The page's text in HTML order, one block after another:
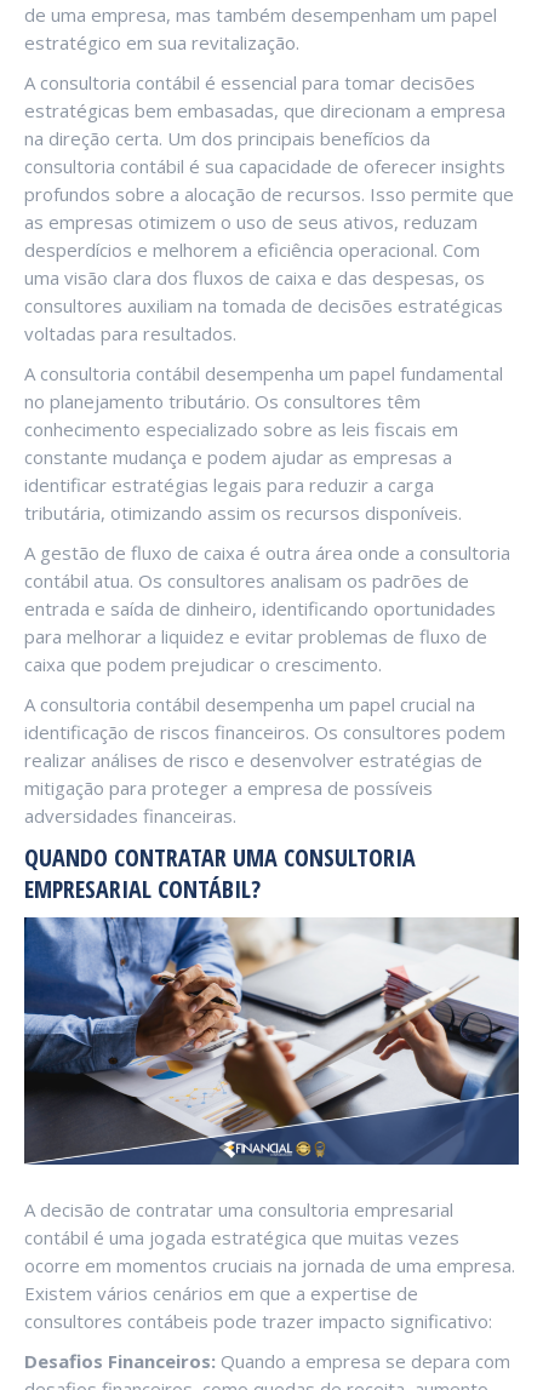
de uma empresa, mas também desempenham um papel
estratégico em sua revitalização.
A consultoria contábil é essencial para tomar decisões
estratégicas bem embasadas, que direcionam a empresa
na direção certa. Um dos principais benefícios da
consultoria contábil é sua capacidade de oferecer insights
profundos sobre a alocação de recursos. Isso permite que
as empresas otimizem o uso de seus ativos, reduzam
desperdícios e melhorem a eficiência operacional. Com
uma visão clara dos fluxos de caixa e das despesas, os
consultores auxiliam na tomada de decisões estratégicas
voltadas para resultados.
A consultoria contábil desempenha um papel fundamental
no planejamento tributário. Os consultores têm
conhecimento especializado sobre as leis fiscais em
constante mudança e podem ajudar as empresas a
identificar estratégias legais para reduzir a carga
tributária, otimizando assim os recursos disponíveis.
A gestão de fluxo de caixa é outra área onde a consultoria
contábil atua. Os consultores analisam os padrões de
entrada e saída de dinheiro, identificando oportunidades
para melhorar a liquidez e evitar problemas de fluxo de
caixa que podem prejudicar o crescimento.
A consultoria contábil desempenha um papel crucial na
identificação de riscos financeiros. Os consultores podem
realizar análises de risco e desenvolver estratégias de
mitigação para proteger a empresa de possíveis
adversidades financeiras.
QUANDO CONTRATAR UMA CONSULTORIA
EMPRESARIAL CONTÁBIL?
A decisão de contratar uma consultoria empresarial
contábil é uma jogada estratégica que muitas vezes
ocorre em momentos cruciais na jornada de uma empresa.
Existem vários cenários em que a expertise de
consultores contábeis pode trazer impacto significativo:
Desafios Financeiros: Quando a empresa se depara com